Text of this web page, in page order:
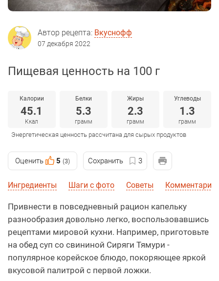
Автор рецепта: Вкуснофф
07 декабря 2022
Пищевая ценность на 100 г
Калории
45.1
Ккал
Белки
5.3
грамм
Жиры
2.3
грамм
Углеводы
1.3
грамм
Энергетическая ценность рассчитана для сырых продуктов
Оценить 5 (3) Сохранить 3
Ингредиенты Шаги с фото Советы Комментарии
Привнести в повседневный рацион капельку
разнообразия довольно легко, воспользовавшись
рецептами мировой кухни. Например, приготовьте
на обед суп со свининой Сиряги Тямури -
популярное корейское блюдо, покоряющее яркой
вкусовой палитрой с первой ложки.